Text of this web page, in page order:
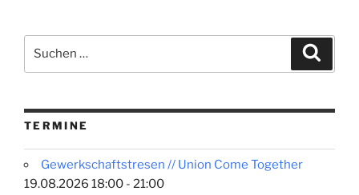
Feldarbeiter_innen
nach:
TERMINE
Gewerkschaftstresen // Union Come Together
19.08.2026 18:00 - 21:00